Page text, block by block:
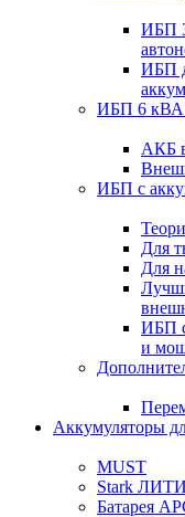
ИБП
ИБП
ИБП 6 кВА
АКБ
ИБП с
Для
Для
ИБП
и
Аккумуляторы
MUST
Stark
Батарея